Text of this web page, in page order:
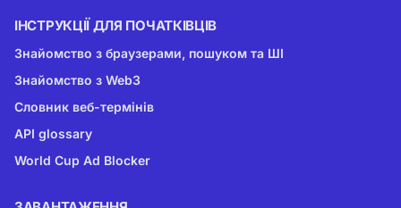
ІНСТРУКЦІЇ ДЛЯ ПОЧАТКІВЦІВ
Знайомство з браузерами, пошуком та ШІ
Знайомство з Web3
Словник веб-термінів
API glossary
World Cup Ad Blocker